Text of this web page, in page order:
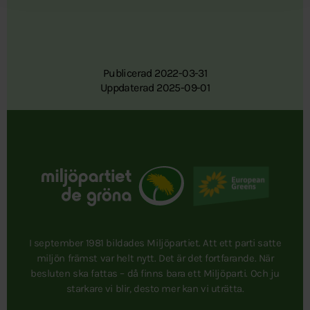
Publicerad 2022-03-31
Uppdaterad 2025-09-01
I september 1981 bildades Miljöpartiet. Att ett parti satte
miljön främst var helt nytt. Det är det fortfarande. När
besluten ska fattas – då finns bara ett Miljöparti. Och ju
starkare vi blir, desto mer kan vi uträtta.